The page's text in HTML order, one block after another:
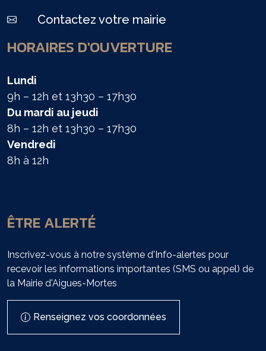
Contactez votre mairie
HORAIRES D'OUVERTURE
Lundi
9h – 12h et 13h30 – 17h30
Du mardi au jeudi
8h – 12h et 13h30 – 17h30
Vendredi
8h à 12h
ÊTRE ALERTÉ
Inscrivez-vous à notre système d'Info-alertes pour
recevoir les informations importantes (SMS ou appel) de
la Mairie d'Aigues-Mortes
Renseignez vos coordonnées